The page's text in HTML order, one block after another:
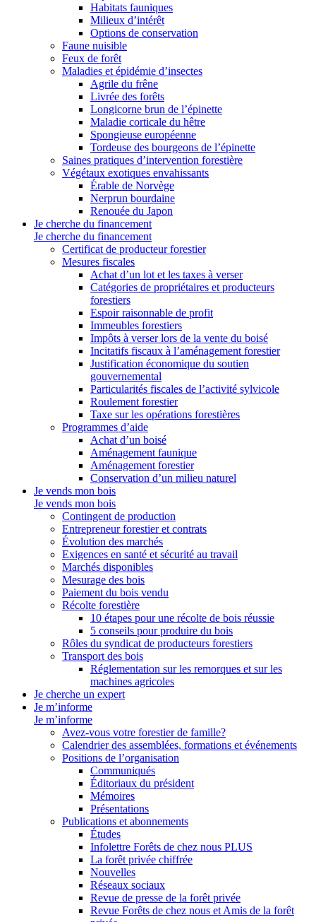
Habitats fauniques
Milieux d’intérêt
Options de conservation
Faune nuisible
Feux de forêt
Maladies et épidémie d’insectes
Agrile du frêne
Livrée des forêts
Longicorne brun de l’épinette
Maladie corticale du hêtre
Spongieuse européenne
Tordeuse des bourgeons de l’épinette
Saines pratiques d’intervention forestière
Végétaux exotiques envahissants
Érable de Norvège
Nerprun bourdaine
Renouée du Japon
Je cherche du financement
Je cherche du financement
Certificat de producteur forestier
Mesures fiscales
Achat d’un lot et les taxes à verser
Catégories de propriétaires et producteurs
forestiers
Espoir raisonnable de profit
Immeubles forestiers
Impôts à verser lors de la vente du boisé
Incitatifs fiscaux à l’aménagement forestier
Justification économique du soutien
gouvernemental
Particularités fiscales de l’activité sylvicole
Roulement forestier
Taxe sur les opérations forestières
Programmes d’aide
Achat d’un boisé
Aménagement faunique
Aménagement forestier
Conservation d’un milieu naturel
Je vends mon bois
Je vends mon bois
Contingent de production
Entrepreneur forestier et contrats
Évolution des marchés
Exigences en santé et sécurité au travail
Marchés disponibles
Mesurage des bois
Paiement du bois vendu
Récolte forestière
10 étapes pour une récolte de bois réussie
5 conseils pour produire du bois
Rôles du syndicat de producteurs forestiers
Transport des bois
Réglementation sur les remorques et sur les
machines agricoles
Je cherche un expert
Je m’informe
Je m’informe
Avez-vous votre forestier de famille?
Calendrier des assemblées, formations et événements
Positions de l’organisation
Communiqués
Éditoriaux du président
Mémoires
Présentations
Publications et abonnements
Études
Infolettre Forêts de chez nous PLUS
La forêt privée chiffrée
Nouvelles
Réseaux sociaux
Revue de presse de la forêt privée
Revue Forêts de chez nous et Amis de la forêt